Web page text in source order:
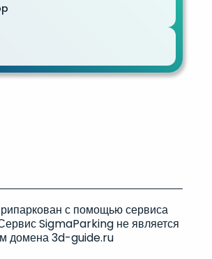
с помощью сервиса
SigmaParking не является
домена 3d-guide.ru